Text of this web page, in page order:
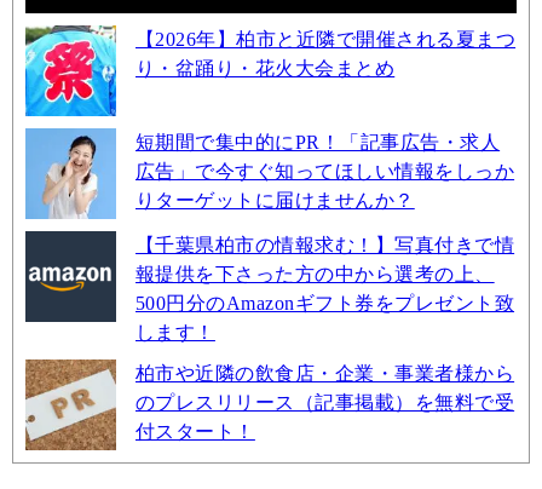
【2026年】柏市と近隣で開催される夏まつ
り・盆踊り・花火大会まとめ
短期間で集中的にPR！「記事広告・求人
広告」で今すぐ知ってほしい情報をしっか
りターゲットに届けませんか？
【千葉県柏市の情報求む！】写真付きで情
報提供を下さった方の中から選考の上、
500円分のAmazonギフト券をプレゼント致
します！
柏市や近隣の飲食店・企業・事業者様から
のプレスリリース（記事掲載）を無料で受
付スタート！